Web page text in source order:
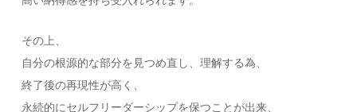
その上、
自分の根源的な部分を見つめ直し、理解する為、
終了後の再現性が高く、
永続的にセルフリーダーシップを保つことが出来、